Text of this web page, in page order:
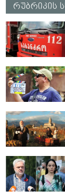
რუბრიკის